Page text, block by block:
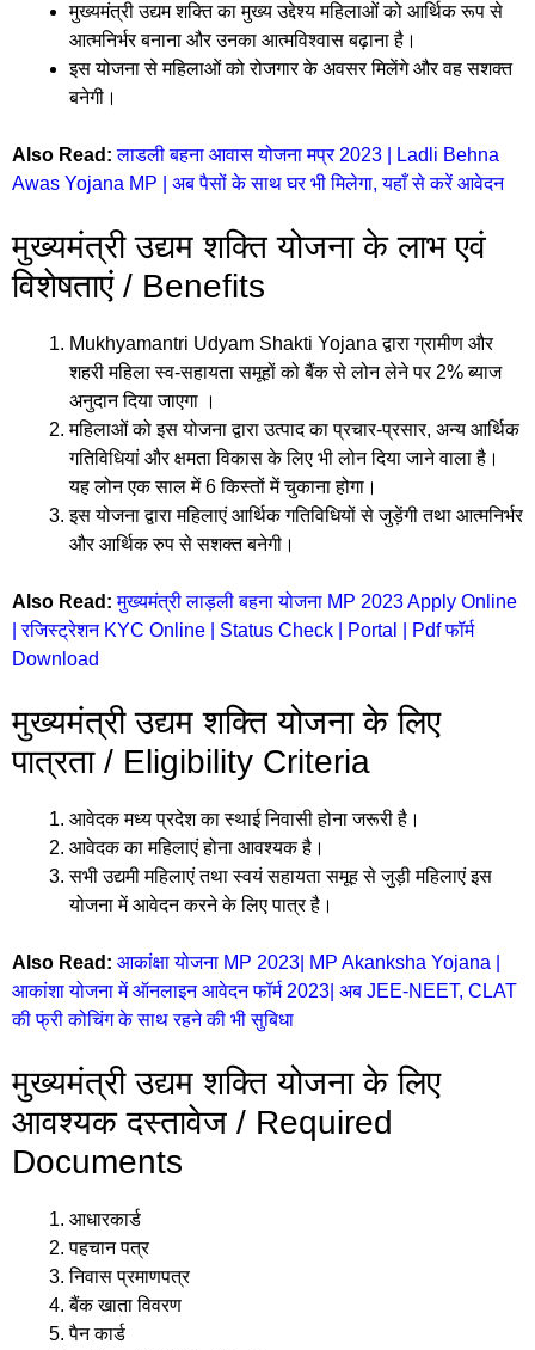
मुख्यमंत्री उद्यम शक्ति का मुख्य उद्देश्य महिलाओं को आर्थिक रूप से
आत्मनिर्भर बनाना और उनका आत्मविश्वास बढ़ाना है।
इस योजना से महिलाओं को रोजगार के अवसर मिलेंगे और वह सशक्त
बनेगी।
Also Read: लाडली बहना आवास योजना मप्र 2023 | Ladli Behna
Awas Yojana MP | अब पैसों के साथ घर भी मिलेगा, यहाँ से करें आवेदन
मुख्यमंत्री उद्यम शक्ति योजना के लाभ एवं
विशेषताएं / Benefits
Mukhyamantri Udyam Shakti Yojana द्वारा ग्रामीण और
शहरी महिला स्व-सहायता समूहों को बैंक से लोन लेने पर 2% ब्याज
अनुदान दिया जाएगा ।
महिलाओं को इस योजना द्वारा उत्पाद का प्रचार-प्रसार, अन्य आर्थिक
गतिविधियां और क्षमता विकास के लिए भी लोन दिया जाने वाला है।
यह लोन एक साल में 6 किस्तों में चुकाना होगा।
इस योजना द्वारा महिलाएं आर्थिक गतिविधियों से जुड़ेंगी तथा आत्मनिर्भर
और आर्थिक रुप से सशक्त बनेगी।
Also Read: मुख्यमंत्री लाड़ली बहना योजना MP 2023 Apply Online
| रजिस्ट्रेशन KYC Online | Status Check | Portal | Pdf फॉर्म
Download
मुख्यमंत्री उद्यम शक्ति योजना के लिए
पात्रता / Eligibility Criteria
आवेदक मध्य प्रदेश का स्थाई निवासी होना जरूरी है।
आवेदक का महिलाएं होना आवश्यक है।
सभी उद्यमी महिलाएं तथा स्वयं सहायता समूह से जुड़ी महिलाएं इस
योजना में आवेदन करने के लिए पात्र है।
Also Read: आकांक्षा योजना MP 2023| MP Akanksha Yojana |
आकांशा योजना में ऑनलाइन आवेदन फॉर्म 2023| अब JEE-NEET, CLAT
की फ्री कोचिंग के साथ रहने की भी सुबिधा
मुख्यमंत्री उद्यम शक्ति योजना के लिए
आवश्यक दस्तावेज / Required
Documents
आधारकार्ड
पहचान पत्र
निवास प्रमाणपत्र
बैंक खाता विवरण
पैन कार्ड